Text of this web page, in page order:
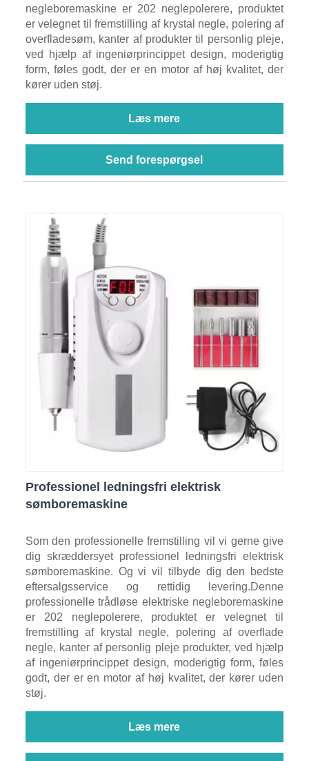
negleboremaskine er 202 neglepolerere, produktet
er velegnet til fremstilling af krystal negle, polering af
overfladesøm, kanter af produkter til personlig pleje,
ved hjælp af ingeniørprincippet design, moderigtig
form, føles godt, der er en motor af høj kvalitet, der
kører uden støj.
Læs mere
Send forespørgsel
Professionel ledningsfri elektrisk
sømboremaskine
Som den professionelle fremstilling vil vi gerne give
dig skræddersyet professionel ledningsfri elektrisk
sømboremaskine. Og vi vil tilbyde dig den bedste
eftersalgsservice og rettidig levering.Denne
professionelle trådløse elektriske negleboremaskine
er 202 neglepolerere, produktet er velegnet til
fremstilling af krystal negle, polering af overflade
negle, kanter af personlig pleje produkter, ved hjælp
af ingeniørprincippet design, moderigtig form, føles
godt, der er en motor af høj kvalitet, der kører uden
støj.
Læs mere